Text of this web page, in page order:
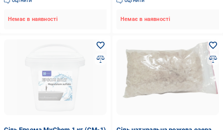
Немає в наявності Немає в наявності